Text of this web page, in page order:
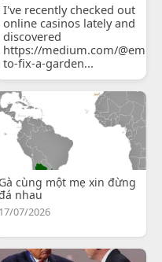
p/cucure...
I've recently checked out
online casinos lately and
discovered
https://medium.com/
to-fix-a-garden...
Gà cùng một mẹ xin đừng
nhau
17/07/2026